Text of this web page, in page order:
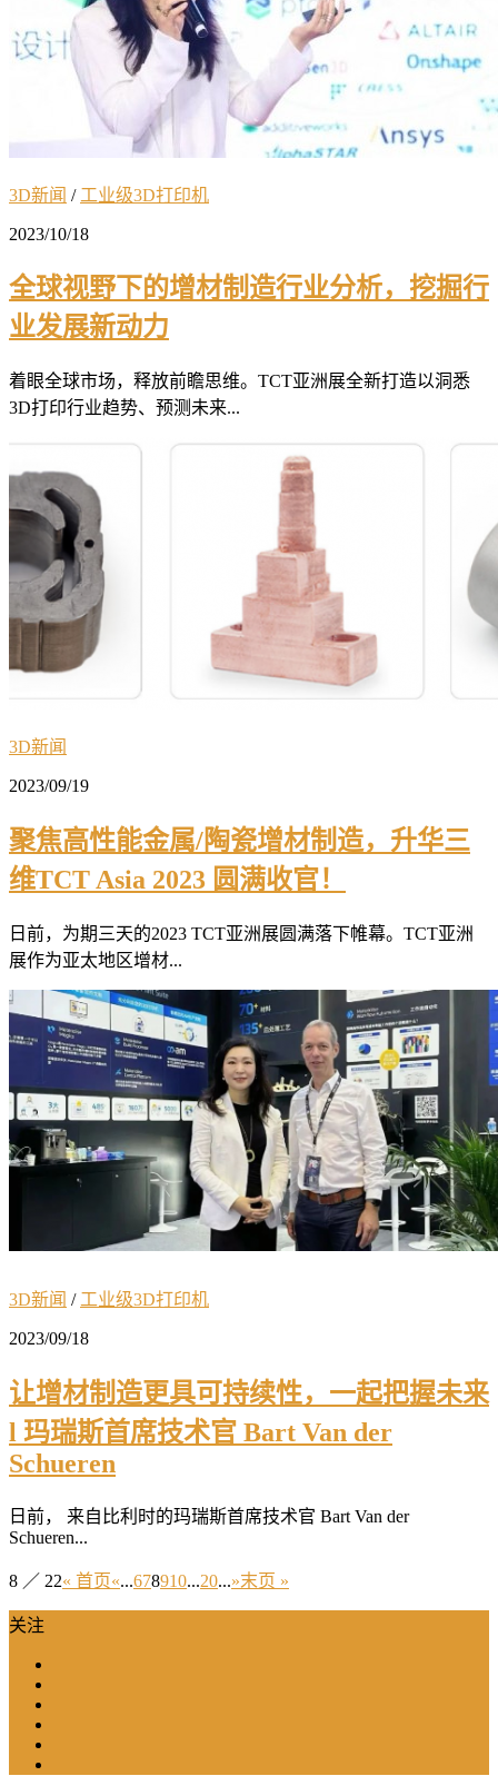
3D新闻 / 工业级3D打印机
2023/10/18
全球视野下的增材制造行业分析，挖掘行
业发展新动力
着眼全球市场，释放前瞻思维。TCT亚洲展全新打造以洞悉
3D打印行业趋势、预测未来...
3D新闻
2023/09/19
聚焦高性能金属/陶瓷增材制造，升华三
维TCT Asia 2023 圆满收官！
日前，为期三天的2023 TCT亚洲展圆满落下帷幕。TCT亚洲
展作为亚太地区增材...
3D新闻 / 工业级3D打印机
2023/09/18
让增材制造更具可持续性，一起把握未来
l 玛瑞斯首席技术官 Bart Van der
Schueren
日前， 来自比利时的玛瑞斯首席技术官 Bart Van der
Schueren...
8 ／ 22« 首页«...678910...20...»末页 »
关注